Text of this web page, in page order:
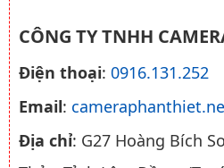
CÔNG TY TNHH
Điện thoại: 0916.131.252
Email:
Địa chỉ: G27 Hoàng Bích